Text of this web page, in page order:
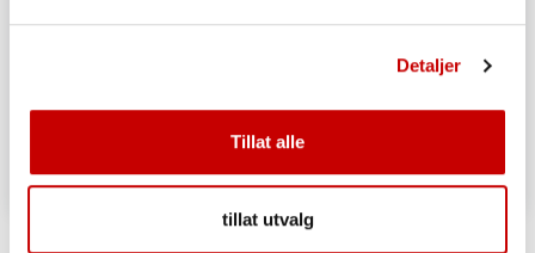
Detaljer
Tillat alle
tillat utvalg
Boller i langpanne